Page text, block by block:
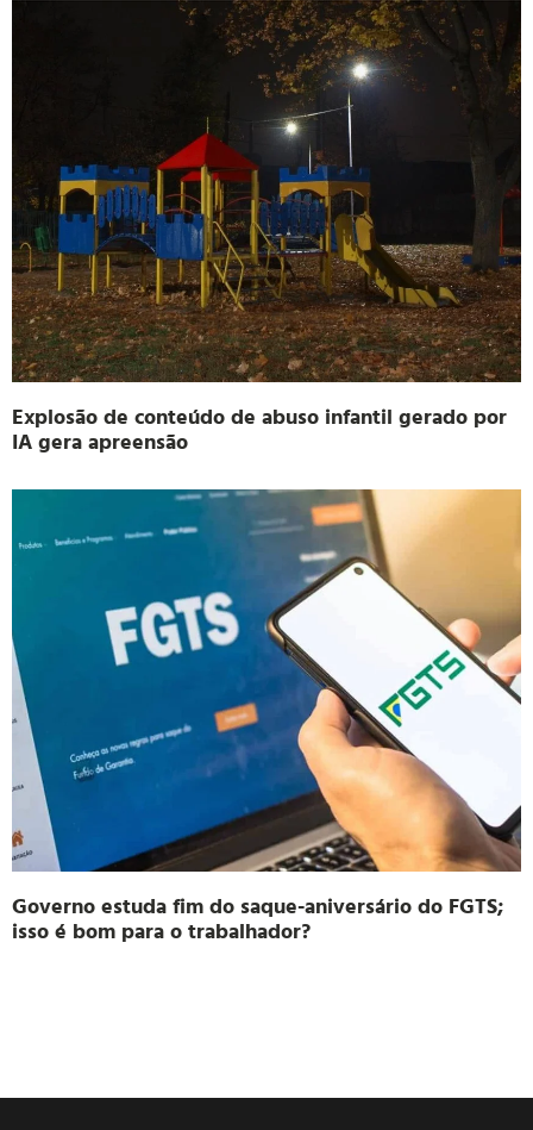
Explosão de conteúdo de abuso infantil gerado por
IA gera apreensão
Governo estuda fim do saque-aniversário do FGTS;
isso é bom para o trabalhador?